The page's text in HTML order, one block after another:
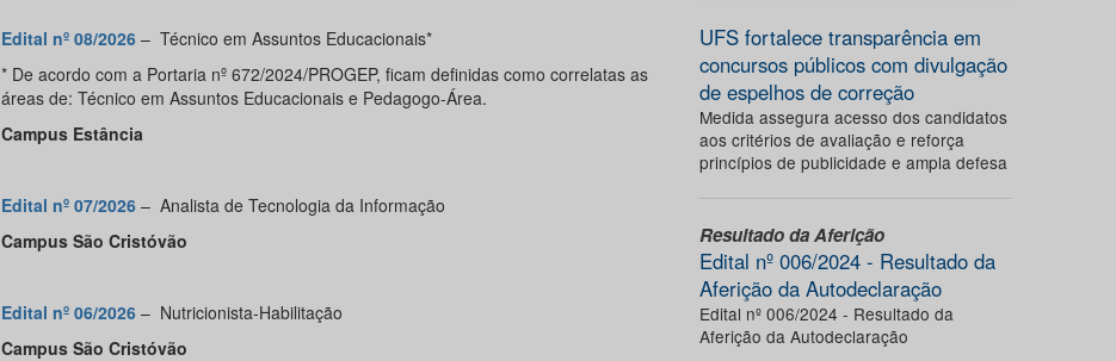
Edital nº 08/2026– Técnico em Assuntos Educacionais*
* De acordo com a Portaria nº 672/2024/PROGEP, ficam definidas como correlatas as
áreas de: Técnico em Assuntos Educacionais e Pedagogo-Área.
Campus Estância
Edital nº 07/2026– Analista de Tecnologia da Informação
Campus São Cristóvão
Edital nº 06/2026– Nutricionista-Habilitação
Campus São Cristóvão
UFS fortalece transparência em
concursos públicos com divulgação
de espelhos de correção
Medida assegura acesso dos candidatos
aos critérios de avaliação e reforça
princípios de publicidade e ampla defesa
Resultado da Aferição
Edital nº 006/2024 - Resultado da
Aferição da Autodeclaração
Edital nº 006/2024 - Resultado da
Aferição da Autodeclaração